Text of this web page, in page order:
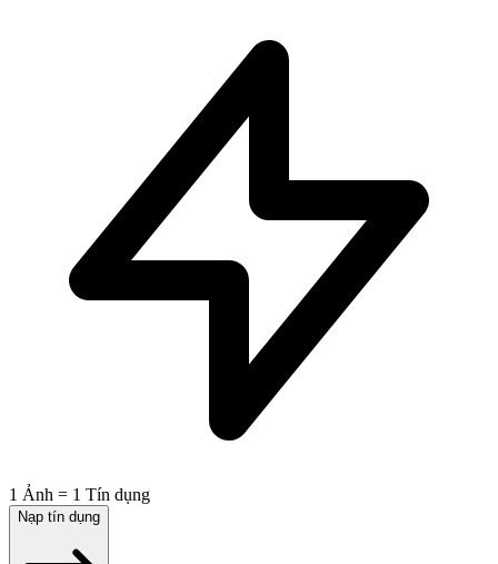
1 Ảnh = 1 Tín dụng
Nạp tín dụng